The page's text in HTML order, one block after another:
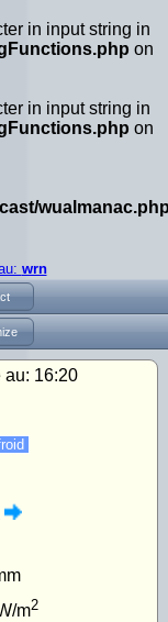
in input string in
on
in input string in
on
wrn
au: 16:20
m2